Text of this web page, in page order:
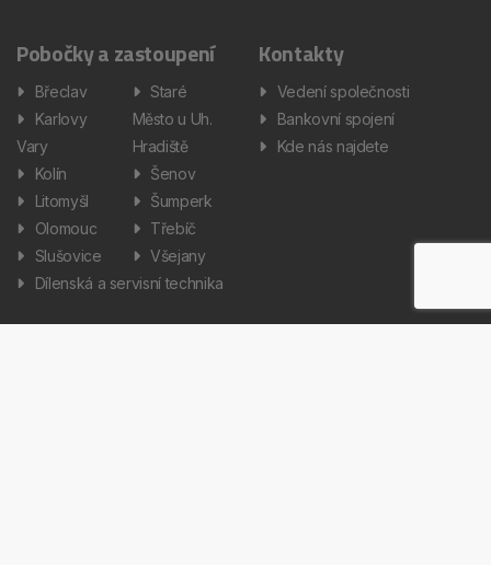
Pobočky a zastoupení
Břeclav
Karlovy
Vary
Kolín
Litomyšl
Olomouc
Slušovice
Staré
Město u Uh.
Hradiště
Šenov
Šumperk
Třebíč
Všejany
Dílenská a servisní technika
Kontakty
Vedení společnosti
Bankovní spojení
Kde nás najdete